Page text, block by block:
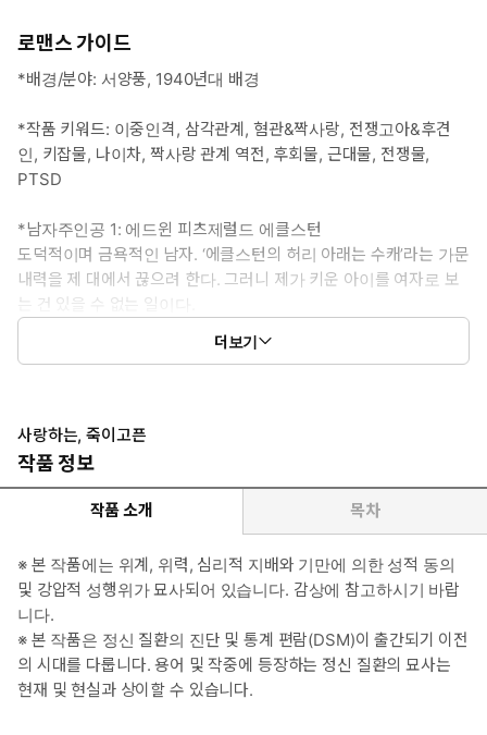
로맨스 가이드
*배경/분야: 서양풍, 1940년대 배경
*작품 키워드: 이중인격, 삼각관계, 혐관&짝사랑, 전쟁고아&후견
인, 키잡물, 나이차, 짝사랑 관계 역전, 후회물, 근대물, 전쟁물,
PTSD
*남자주인공 1: 에드윈 피츠제럴드 에클스턴
도덕적이며 금욕적인 남자. ‘에클스턴의 허리 아래는 수캐’라는 가문
내력을 제 대에서 끊으려 한다. 그러니 제가 키운 아이를 여자로 보
는 건 있을 수 없는 일이다.
군인으로선 적군 요인 암살의 숨겨진 주역. 그가 암살한 적이 머릿
속에서 다시 태어났다. 이중 인격 장애가 생긴 후 눈을 감았다가
그래도 그 아이를 여자로 보는 건 있을 수 없는 일이다.
#다정유죄남 #무심남>파워직진남
*여자주인공: 지젤 비숍(본명: 나탈리아 루드니크)
고국과 적국의 피가 섞여 멸시받는 소수 민족 출신인 전쟁고아. 산지
옥에서 저를 구해 준 에드윈을 맹목적으로 따르다 못해 남자로 사랑
한다. 그렇게 아저씨밖에 모르던 소녀는 어느 날 어떤 사건을 계기로
그에게서 벗어나 홀로서기를 시작하는데….
#성장여주 #짝사랑녀>무심녀
더보기
사랑하는, 죽이고픈
작품 정보
작품 소개 목차
※ 본 작품에는 위계, 위력, 심리적 지배와 기만에 의한 성적 동의
및 강압적 성행위가 묘사되어 있습니다. 감상에 참고하시기 바랍
니다.
※ 본 작품은 정신 질환의 진단 및 통계 편람(DSM)이 출간되기 이전
의 시대를 다룹니다. 용어 및 작중에 등장하는 정신 질환의 묘사는
현재 및 현실과 상이할 수 있습니다.